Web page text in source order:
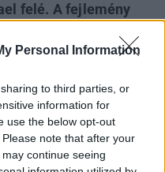
Personal Information
to third parties, or
information for
use the below opt-out
note that after your
continue seeing
felé. A fejlemény
Irán és az Egyesült
keleti
előre.
szerint a
miniszterelnök és